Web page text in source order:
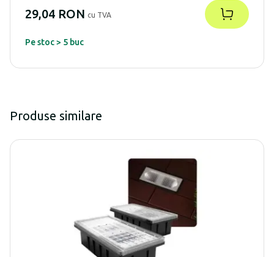
29,04 RON cu TVA
Pe stoc > 5 buc
Produse similare